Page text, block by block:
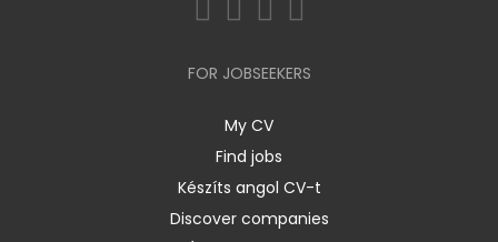
FOR JOBSEEKERS
My CV
Find jobs
Készíts angol CV-t
Discover companies